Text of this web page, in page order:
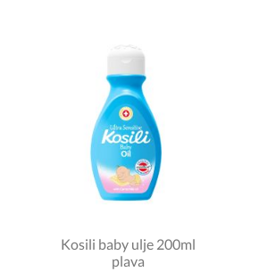
Kosili baby ulje 200ml
plava